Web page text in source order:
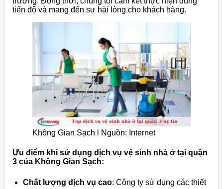
tiến độ và mang đến sự hài lòng cho khách hàng.
Không Gian Sạch l Nguồn: Internet
Ưu điểm khi sử dụng dịch vụ vệ sinh nhà ở tại quận
3 của Không Gian Sạch:
Chất lượng dịch vụ cao: Công ty sử dụng các thiết